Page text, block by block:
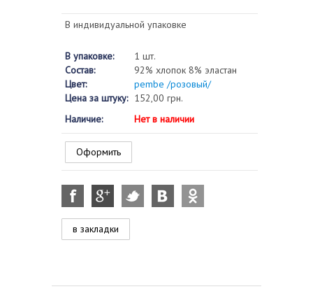
В индивидуальной упаковке
В упаковке:
1 шт.
Состав:
92% хлопок 8% эластан
Цвет:
pembe /розовый/
Цена за штуку: 152,00 грн.
Наличие:
Нет в наличии
Оформить
в закладки